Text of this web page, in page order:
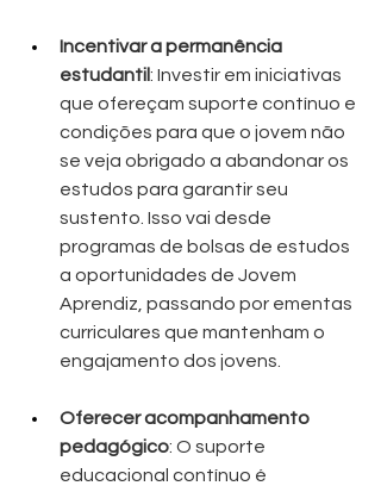
Incentivar a permanência
estudantil: Investir em iniciativas
que ofereçam suporte contínuo e
condições para que o jovem não
se veja obrigado a abandonar os
estudos para garantir seu
sustento. Isso vai desde
programas de bolsas de estudos
a oportunidades de Jovem
Aprendiz, passando por ementas
curriculares que mantenham o
engajamento dos jovens.
Oferecer acompanhamento
pedagógico: O suporte
educacional contínuo é